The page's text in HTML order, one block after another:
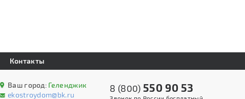
Контакты
Ваш город: Геленджик
ekostroydom@bk.ru
8 (800) 550 90 53